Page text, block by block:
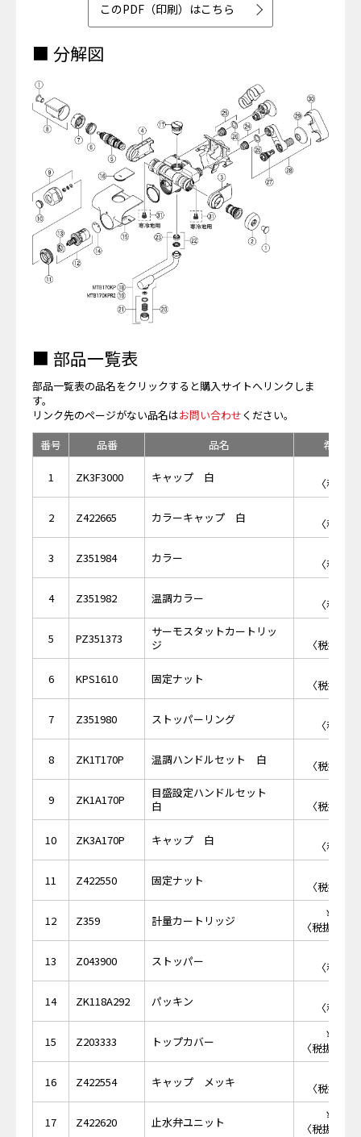
このPDF（印刷）はこちら
■ 分解図
■ 部品一覧表
部品一覧表の品名をクリックすると購入サイトへリンクしま
す。
リンク先のページがない品名はお問い合わせください。
番号
品番 品名 希望小
1 ZK3F3000 キャップ 白
〈税抜
2 Z422665 カラーキャップ 白
〈税抜
3 Z351984 カラー
〈税抜
4 Z351982 温調カラー
〈税抜
5 PZ351373
サーモスタットカートリッ
ジ
〈税抜価
6 KPS1610 固定ナット
〈税抜価
7 Z351980 ストッパーリング
〈税抜
8 ZK1T170P 温調ハンドルセット 白
〈税抜価
9 ZK1A170P
目盛設定ハンドルセット
白
〈税抜価
10 ZK3A170P キャップ 白
〈税抜
11 Z422550 固定ナット
〈税抜価
12 Z359 計量カートリッジ
￥
〈税抜価格
13 Z043900 ストッパー
〈税抜
14 ZK118A292 パッキン
〈税抜
15 Z203333 トップカバー
￥
〈税抜価格
16 Z422554 キャップ メッキ
〈税抜価
17 Z422620 止水弁ユニット
￥
〈税抜価格